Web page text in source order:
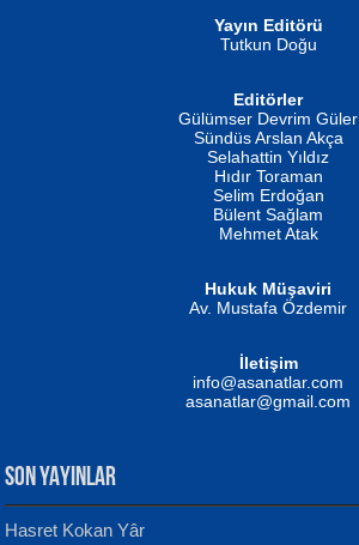
İSMAİL OKUTAN
Erkeklerin Kahrolması Ne Demektir
Evvel Zaman Tanrıçası...
Yayın Editörü
Tutkun Doğu
Editörler
Gülümser Devrim Güler
Sündüs Arslan Akça
Selahattin Yıldız
Hıdır Toraman
Selim Erdoğan
Bülent Sağlam
Mehmet Atak
Hukuk Müşaviri
Av. Mustafa Özdemir
İletişim
info@asanatlar.com
asanatlar@gmail.com
SON YAYINLAR
Hasret Kokan Yâr